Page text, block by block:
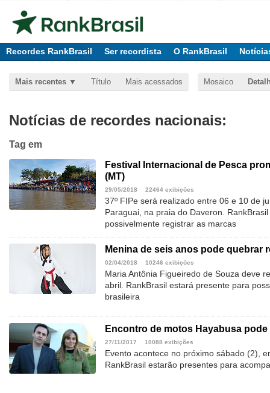
Recordes RankBrasil Ser recordista O RankBrasil
Mais recentes Título Mais acessados Mosaico
Notícias de recordes nacionais:
Tag em
Festival Internacional de Pesca
(MT)
29/05/2018 22464 exibições
37º FIPe será realizado entre 06 e 10 de
Paraguai, na praia do Daveron.
possivelmente registrar as marcas
Menina de seis anos pode quebrar
02/04/2018 10246 exibições
Maria Antônia Figueiredo de Souza deve
abril. RankBrasil estará presente para
brasileira
Encontro de motos Hayabusa
27/11/2017 10088 exibições
Evento acontece no próximo sábado (2),
RankBrasil estarão presentes para